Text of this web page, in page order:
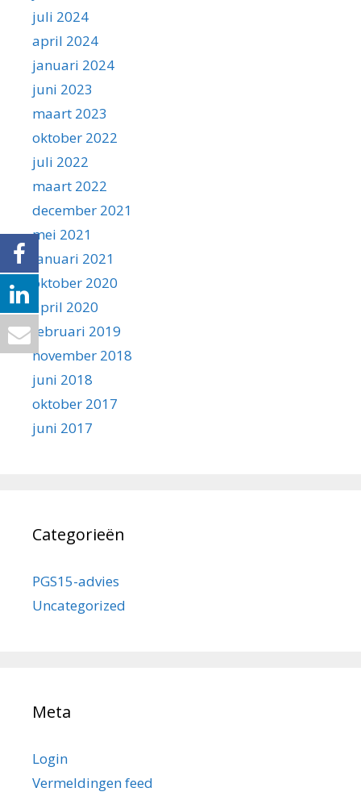
juli 2024
april 2024
januari 2024
juni 2023
maart 2023
oktober 2022
juli 2022
maart 2022
december 2021
mei 2021
januari 2021
oktober 2020
april 2020
februari 2019
november 2018
juni 2018
oktober 2017
juni 2017
Categorieën
PGS15-advies
Uncategorized
Meta
Login
Vermeldingen feed